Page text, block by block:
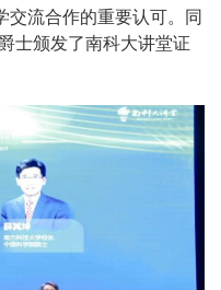
交流合作的重要认可。同
士颁发了南科大讲堂证